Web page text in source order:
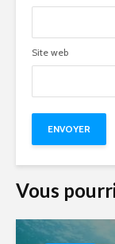
Site web
Vous